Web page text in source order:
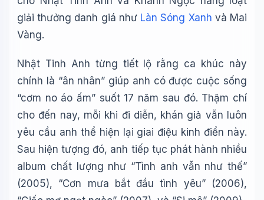
giải thưởng danh giá như Làn Sóng Xanh và Mai
Vàng.
Nhật Tinh Anh từng tiết lộ rằng ca khúc này
chính là “ân nhân” giúp anh có được cuộc sống
“cơm no áo ấm” suốt 17 năm sau đó. Thậm chí
cho đến nay, mỗi khi đi diễn, khán giả vẫn luôn
yêu cầu anh thể hiện lại giai điệu kinh điển này.
Sau hiện tượng đó, anh tiếp tục phát hành nhiều
album chất lượng như “Tình anh vẫn như thế”
(2005), “Cơn mưa bắt đầu tình yêu” (2006),